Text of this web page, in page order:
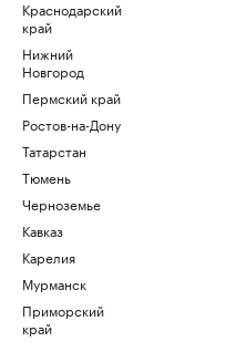
Краснодарский
край
Нижний
Новгород
Пермский край
Ростов-на-Дону
Татарстан
Тюмень
Черноземье
Кавказ
Карелия
Мурманск
Приморский
край